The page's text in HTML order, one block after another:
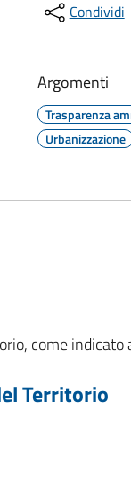
Condividi
Argomenti
Trasparenza
Urbanizzazione
come
Territorio